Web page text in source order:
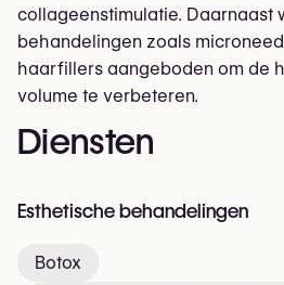
collageenstimulatie. Daarnaast
behandelingen zoals
haarfillers aangeboden om de
volume te verbeteren.
Diensten
Esthetische behandelingen
Botox